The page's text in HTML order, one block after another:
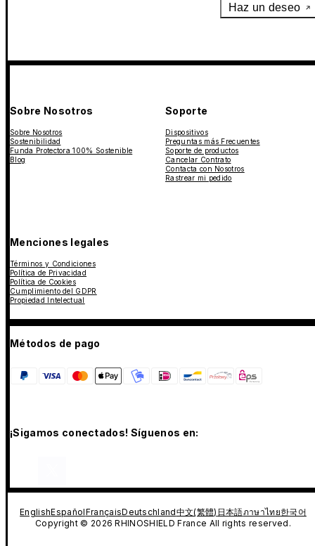
Haz un deseo
Sobre Nosotros
Sobre Nosotros
Sostenibilidad
Funda Protectora 100% Sostenible
Blog
Soporte
Dispositivos
Preguntas más Frecuentes
Soporte de productos
Cancelar Contrato
Contacta con Nosotros
Rastrear mi pedido
Menciones legales
Términos y Condiciones
Política de Privacidad
Política de Cookies
Cumplimiento del GDPR
Propiedad Intelectual
Métodos de pago
¡Sigamos conectados! Síguenos en:
EnglishEspañolFrançaisDeutschland中文(繁體) 日本語ภาษาไทย한국어
Copyright © 2026 RHINOSHIELD France All rights reserved.